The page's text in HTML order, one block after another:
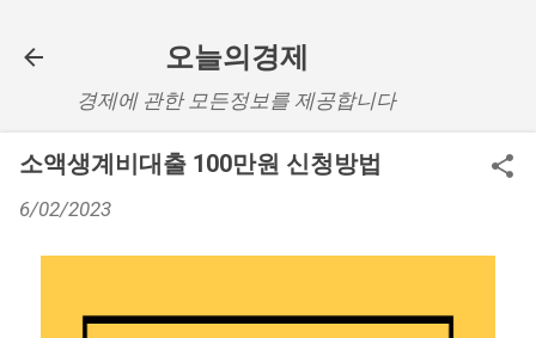
오늘의경제
경제에 관한 모든정보를 제공합니다
소액생계비대출 100만원 신청방법
6/02/2023